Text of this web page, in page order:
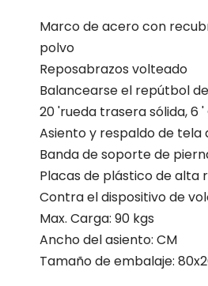
Marco de acero con
polvo
Reposabrazos volteado
Balancearse el repútbol
20 'rueda trasera sólida, 6
Asiento y respaldo de tela
Banda de soporte de
Placas de plástico de alta
Contra el dispositivo de
Max. Carga: 90 kgs
Ancho del asiento: CM
Tamaño de embalaje: